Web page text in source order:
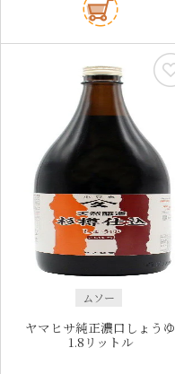
ムソー
ヤマヒサ純正濃口しょうゆ
1.8リットル